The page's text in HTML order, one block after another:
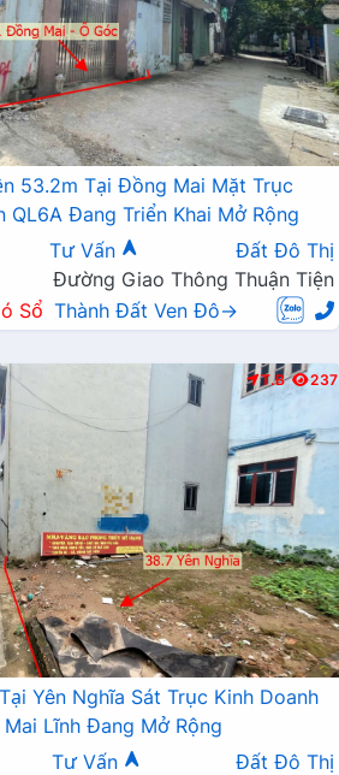
53.2m Tại Đồng Mai Mặt Trục
QL6A Đang Triển Khai Mở Rộng
Tư Vấn
Đất Đô Thị
Đường Giao Thông Thuận Tiện
Sổ Thành Đất Ven Đô→
T.B 237
Yên Nghĩa Sát Trục Kinh Doanh
Lĩnh Đang Mở Rộng
Tư Vấn
Đất Đô Thị